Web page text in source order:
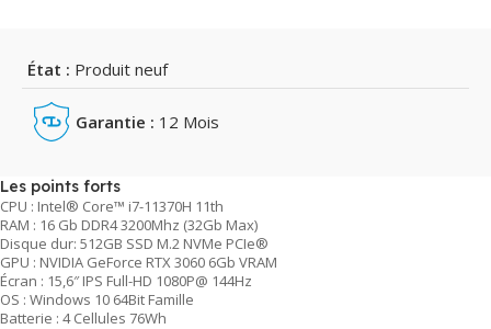
État : Produit neuf
Garantie : 12 Mois
Les points forts
CPU : Intel® Core™ i7-11370H 11th
RAM : 16 Gb DDR4 3200Mhz (32Gb Max)
Disque dur: 512GB SSD M.2 NVMe PCIe®
GPU : NVIDIA GeForce RTX 3060 6Gb VRAM
Écran : 15,6″ IPS Full-HD 1080P@ 144Hz
OS : Windows 10 64Bit Famille
Batterie : 4 Cellules 76Wh